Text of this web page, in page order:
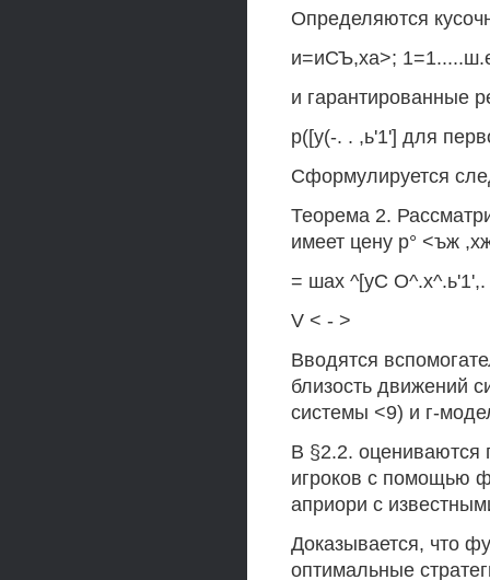
Определяются
и=иСЪ,ха>;
и гарантированные
р([у(-. . ,ь'1'] для
Сформулируется
Теорема 2.
имеет цену р° <ъж
= шах ^[уС
V < - >
Вводятся
близость движений
системы <9) и г-
В §2.2. оцениваются
игроков с помощью
априори с
Доказывается, что
оптимальные